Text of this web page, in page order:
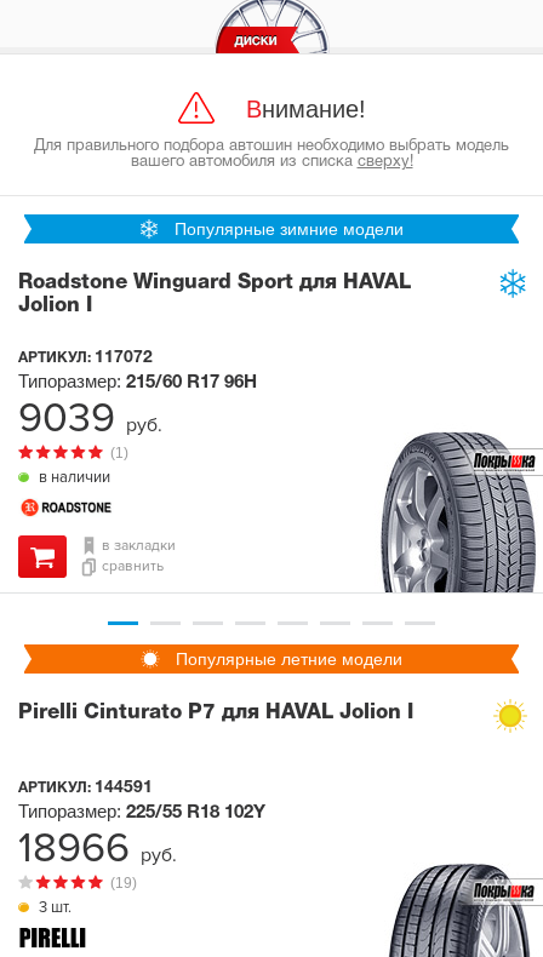
Внимание!
Для правильного подбора автошин необходимо выбрать модель
вашего автомобиля из списка сверху!
Популярные зимние модели
Roadstone Winguard Sport для HAVAL
Jolion I
АРТИКУЛ: 117072
в наличии
(1)
Типоразмер: 215/60 R17 96H
в закладки
сравнить
9039 руб.
Популярные летние модели
Pirelli Cinturato P7 для HAVAL Jolion I
АРТИКУЛ: 144591
3 шт.
(19)
Типоразмер: 225/55 R18 102Y
18966 руб.